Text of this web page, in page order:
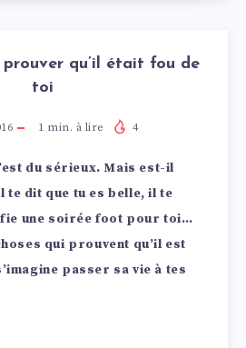
prouver qu’il était fou de
toi
1 min. à lire 4
du sérieux. Mais est-il
te dit que tu es belle, il te
une soirée foot pour toi…
qui prouvent qu’il est
passer sa vie à tes